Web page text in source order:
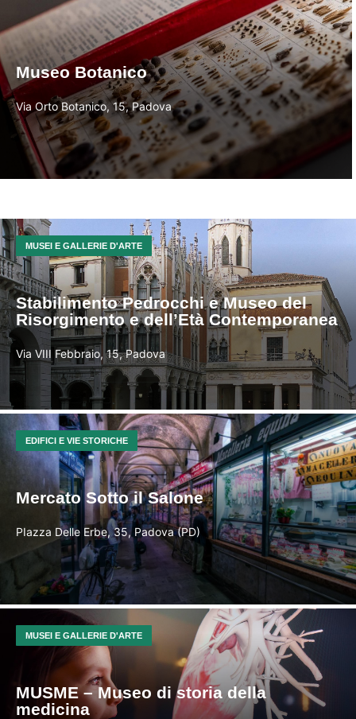
Museo Botanico
Via Orto Botanico, 15, Padova
MUSEI E GALLERIE D'ARTE
Stabilimento Pedrocchi e Museo del
Risorgimento e dell’Età Contemporanea
Via VIII Febbraio, 15, Padova
EDIFICI E VIE STORICHE
Mercato Sotto il Salone
PIazza Delle Erbe, 35, Padova (PD)
MUSEI E GALLERIE D'ARTE
MUSME – Museo di storia della
medicina